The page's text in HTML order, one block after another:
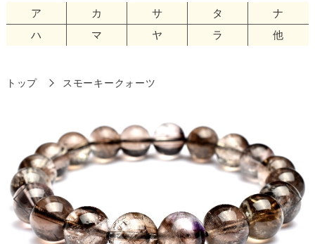
ア カ サ タ
ナ
ハ
マ ヤ ラ 他
トップ スモーキークォーツ